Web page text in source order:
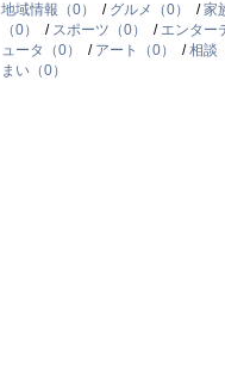
地域情報（0） / グルメ（0） /家
（0）
/ スポーツ（0） / エンター
ュータ（0）
/ アート（0） /相談
まい（0）